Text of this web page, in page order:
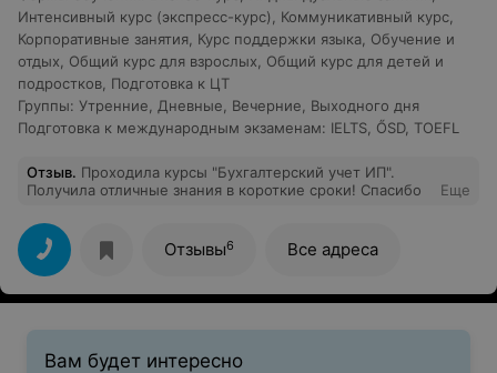
Интенсивный курс (экспресс-курс)
Коммуникативный курс
Корпоративные занятия Курс поддержки языка Обучение и
отдых
Общий курс для взрослых
Общий курс для детей и
подростков Подготовка к ЦТ
Группы: Утренние Дневные Вечерние
Выходного дня
Подготовка к международным экзаменам: IELTS ŐSD, TOEFL
Отзыв. Проходила курсы "Бухгалтерский учет ИП".
Получила отличные знания в короткие сроки! Спасибо
Еще
Отзывы6 Все адреса
Вам будет интересно